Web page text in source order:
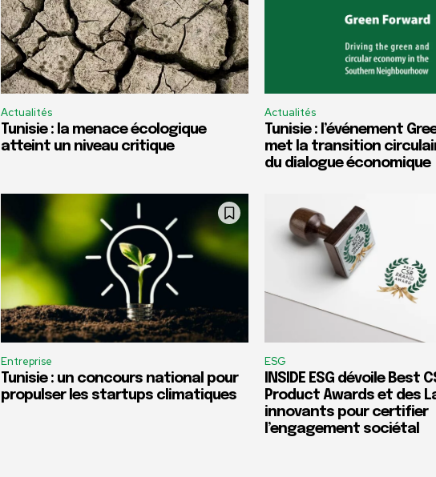
Actualités
Tunisie : la menace écologique
atteint un niveau critique
Actualités
Tunisie : l’événement
met la transition
du dialogue économique
Entreprise
Tunisie : un concours national pour
propulser les startups climatiques
ESG
INSIDE ESG dévoile Best
Product Awards et des
innovants pour certifier
l’engagement sociétal